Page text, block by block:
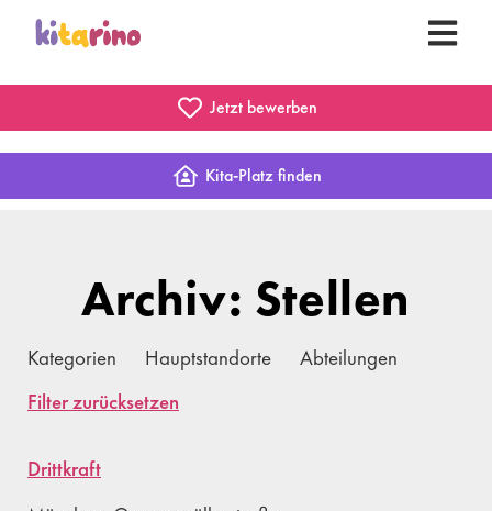
Jetzt bewerben
Kita-Platz finden
Archiv: Stellen
Kategorien Hauptstandorte
Abteilungen
Filter zurücksetzen
Drittkraft